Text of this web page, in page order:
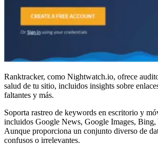
Ranktracker, como Nightwatch.io, ofrece
salud de tu sitio, incluidos insights sobre
faltantes y más.
Soporta rastreo de keywords en escritorio y
incluidos Google News, Google Images, Bing,
Aunque proporciona un conjunto diverso de
confusos o irrelevantes.